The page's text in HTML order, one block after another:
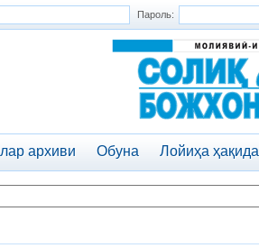
Пароль:
архиви Обуна Лойиҳа ҳақида